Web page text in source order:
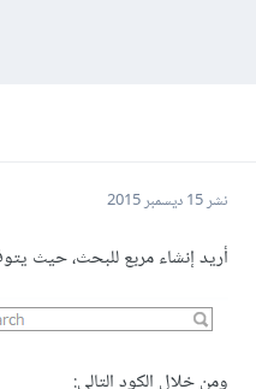
نشر15 ديسمبر 2015
أريد إنشاء مربع للبحث، حيث
ومن خلال الكود التالي: